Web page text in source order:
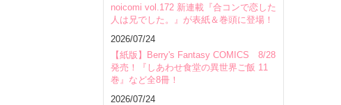
noicomi vol.172 新連載『合コンで恋した
人は兄でした。』が表紙＆巻頭に登場！
2026/07/24
【紙版】Berry's Fantasy COMICS 8/28
発売！『しあわせ食堂の異世界ご飯 11
巻』など全8冊！
2026/07/24